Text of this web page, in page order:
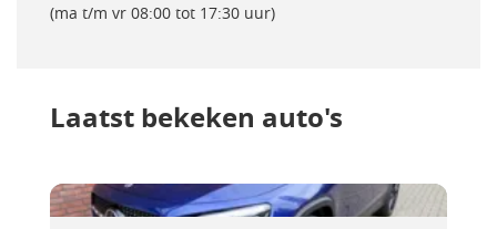
(ma t/m vr 08:00 tot 17:30 uur)
Laatst bekeken auto's
Mercedes-Benz GLB 200
Mercedes-Benz GLB 200